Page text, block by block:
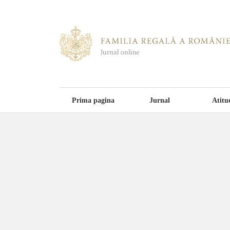
Prima pagina Jurnal